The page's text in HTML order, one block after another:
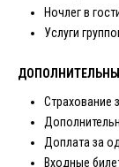
Ночлег в
Услуги
Страхование
Доплата за
Входные